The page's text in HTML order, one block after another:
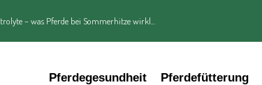
– was Pferde bei Sommerhitze wirkl...
Pferdegesundheit Pferdefütterung